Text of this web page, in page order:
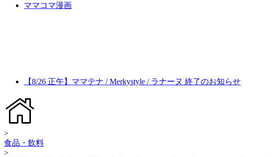
ママコマ漫画
【8/26 正午】ママテナ / Merkystyle / ラナーヌ 終了のお知らせ
>
食品・飲料
>